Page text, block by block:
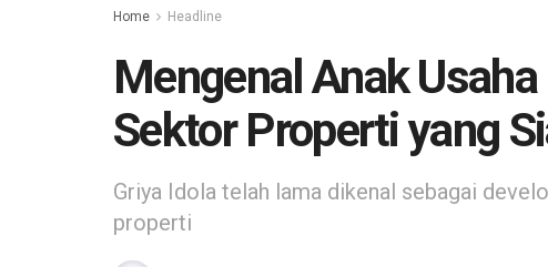
Home Headline
Mengenal Anak
Sektor Properti yang
Griya Idola telah lama dikenal sebagai
properti